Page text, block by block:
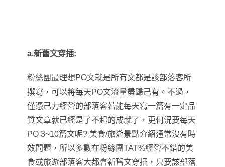
a.新舊文穿插:
粉絲團最理想PO文就是所有文都是該部落客所
撰寫 ， 可以將每天PO文流量盡歸己有 。不過 ，
僅憑己力經營的部落客若能每天寫一篇有一定品
質文章就已經是了不起的成就了 ， 更何況要每天
PO 3~10篇文呢? 美食/旅遊景點介紹通常沒有時
效問題 ， 所以多數在粉絲團TAT%經營不錯的美
食或旅遊部落客大都會新舊文穿插 ， 只要該部落